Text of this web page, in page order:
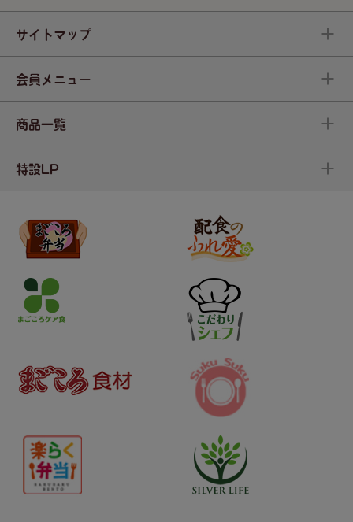
サイトマップ
会員メニュー
商品一覧
特設LP